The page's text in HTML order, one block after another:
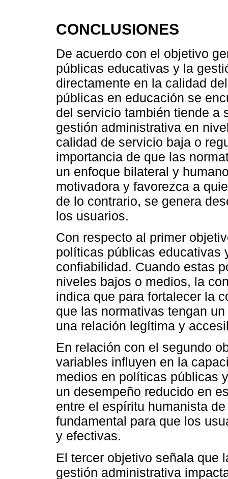
CONCLUSIONES
De acuerdo con el objetivo
públicas educativas y la
directamente en la calidad
públicas en educación se
del servicio también tiende a
gestión administrativa en
calidad de servicio baja o
importancia de que las
un enfoque bilateral y
motivadora y favorezca a
de lo contrario, se genera
los usuarios.
Con respecto al primer
políticas públicas educativas
confiabilidad. Cuando estas
niveles bajos o medios, la
indica que para fortalecer la
que las normativas tengan
una relación legítima y
En relación con el segundo
variables influyen en la
medios en políticas públicas
un desempeño reducido en
entre el espíritu humanista
fundamental para que los
y efectivas.
El tercer objetivo señala que
gestión administrativa